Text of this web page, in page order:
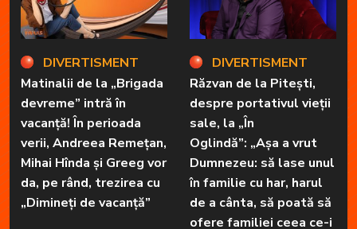
DIVERTISMENT
Matinalii de la „Brigada
devreme” intră în
vacanță! În perioada
verii, Andreea Remețan,
Mihai Hînda și Greeg vor
da, pe rând, trezirea cu
„Dimineți de vacanță”
DIVERTISMENT
Răzvan de la Pitești,
despre portativul vieții
sale, la „În
Oglindă”: „Așa a vrut
Dumnezeu: să lase unul
în familie cu har, harul
de a cânta, să poată să
ofere familiei ceea ce-i